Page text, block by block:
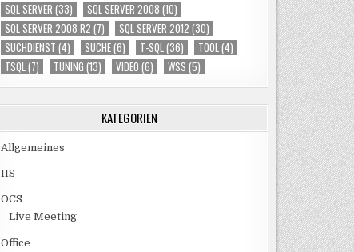
SQL SERVER (33) SQL SERVER 2008 (10)
SQL SERVER 2008 R2 (7) SQL SERVER 2012 (30)
SUCHDIENST (4) SUCHE(6) T-SQL(36) TOOL(4)
TSQL(7) TUNING (13) VIDEO (6) WSS (5)
KATEGORIEN
Allgemeines
IIS
OCS
Live Meeting
Office